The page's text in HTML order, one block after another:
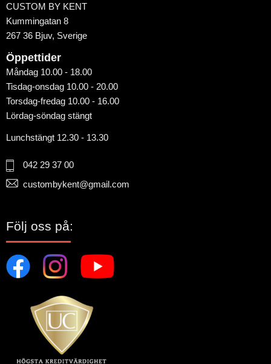
CUSTOM BY KENT
Kummingatan 8
267 36 Bjuv, Sverige
Öppettider
Måndag 10.00 - 18.00
Tisdag-onsdag 10.00 - 20.00
Torsdag-fredag 10.00 - 16.00
Lördag-söndag stängt
Lunchstängt 12.30 - 13.30
042 29 37 00
custombykent@gmail.com
Följ oss på: